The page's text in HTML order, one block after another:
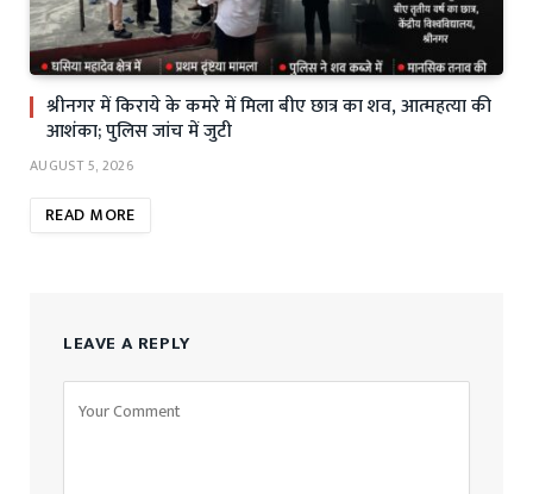
श्रीनगर में किराये के कमरे में मिला बीए छात्र का शव, आत्महत्या की
आशंका; पुलिस जांच में जुटी
AUGUST 5, 2026
READ MORE
LEAVE A REPLY